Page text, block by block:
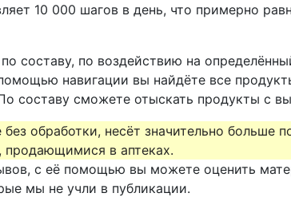
10 000 шагов в день, что примерно
составу, по воздействию на
навигации вы найдёте все
составу сможете отыскать продукты с
обработки, несёт значительно
продающимися в аптеках.
с её помощью вы можете оценить
мы не учли в публикации.